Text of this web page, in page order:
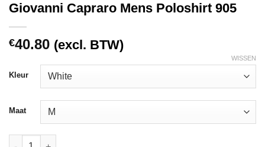
Giovanni Capraro Mens Poloshirt 905
€40.80 (excl. BTW)
Kleur
Maat
WISSEN
Giovanni Capraro Mens Poloshirt 905 aantal